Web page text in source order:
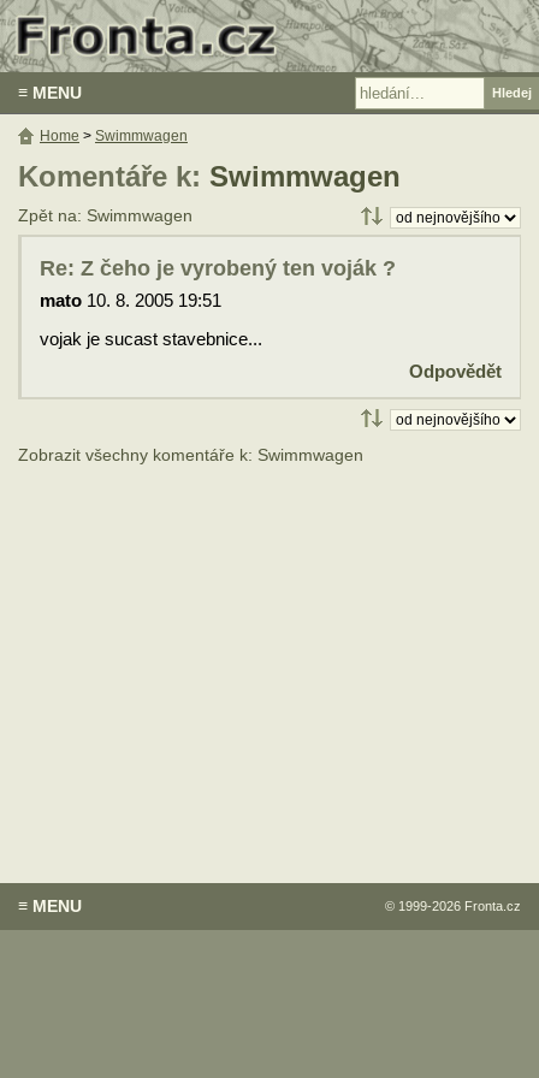
≡ MENU
Komentáře k: Swimmwagen
Zpět na: Swimmwagen
Re: Z čeho je vyrobený ten voják ?
mato 10. 8. 2005 19:51
vojak je sucast stavebnice...
Odpovědět
Zobrazit všechny komentáře k: Swimmwagen
Home > Swimmwagen
© 1999-2026 Fronta.cz
≡ MENU